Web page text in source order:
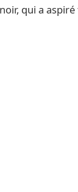
qui a aspiré